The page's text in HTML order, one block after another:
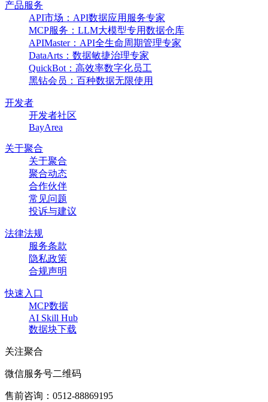
产品服务
API市场：API数据应用服务专家
MCP服务：LLM大模型专用数据仓库
APIMaster：API全生命周期管理专家
DataArts：数据敏捷治理专家
QuickBot：高效率数字化员工
黑钻会员：百种数据无限使用
开发者
开发者社区
BayArea
关于聚合
关于聚合
聚合动态
合作伙伴
常见问题
投诉与建议
法律法规
服务条款
隐私政策
合规声明
快速入口
MCP数据
AI Skill Hub
数据块下载
关注聚合
微信服务号二维码
售前咨询： 0512-88869195